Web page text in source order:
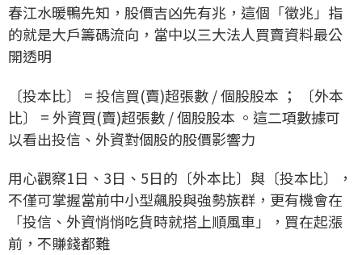
春江水暖鴨先知，股價吉凶先有兆，這個「徵兆」指
的就是大戶籌碼流向，當中以三大法人買賣資料最公
開透明
〔投本比〕 = 投信買(賣)超張數 / 個股股本 ； 〔外本
比〕 = 外資買(賣)超張數 / 個股股本 。這二項數據可
以看出投信、外資對個股的股價影響力
用心觀察1日、3日、5日的〔外本比〕與〔投本比〕，
不僅可掌握當前中小型飆股與強勢族群，更有機會在
「投信、外資悄悄吃貨時就搭上順風車」，買在起漲
前，不賺錢都難